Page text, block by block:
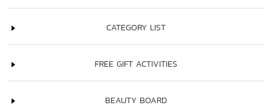
CATEGORY LIST
FREE GIFT ACTIVITIES
BEAUTY BOARD